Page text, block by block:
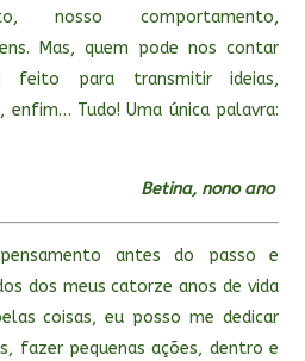
nosso comportamento,
Mas, quem pode nos contar
feito para transmitir ideias,
enfim… Tudo! Uma única palavra:
Betina, nono ano
antes do passo e
dos meus catorze anos de vida
coisas, eu posso me dedicar
fazer pequenas ações, dentro e